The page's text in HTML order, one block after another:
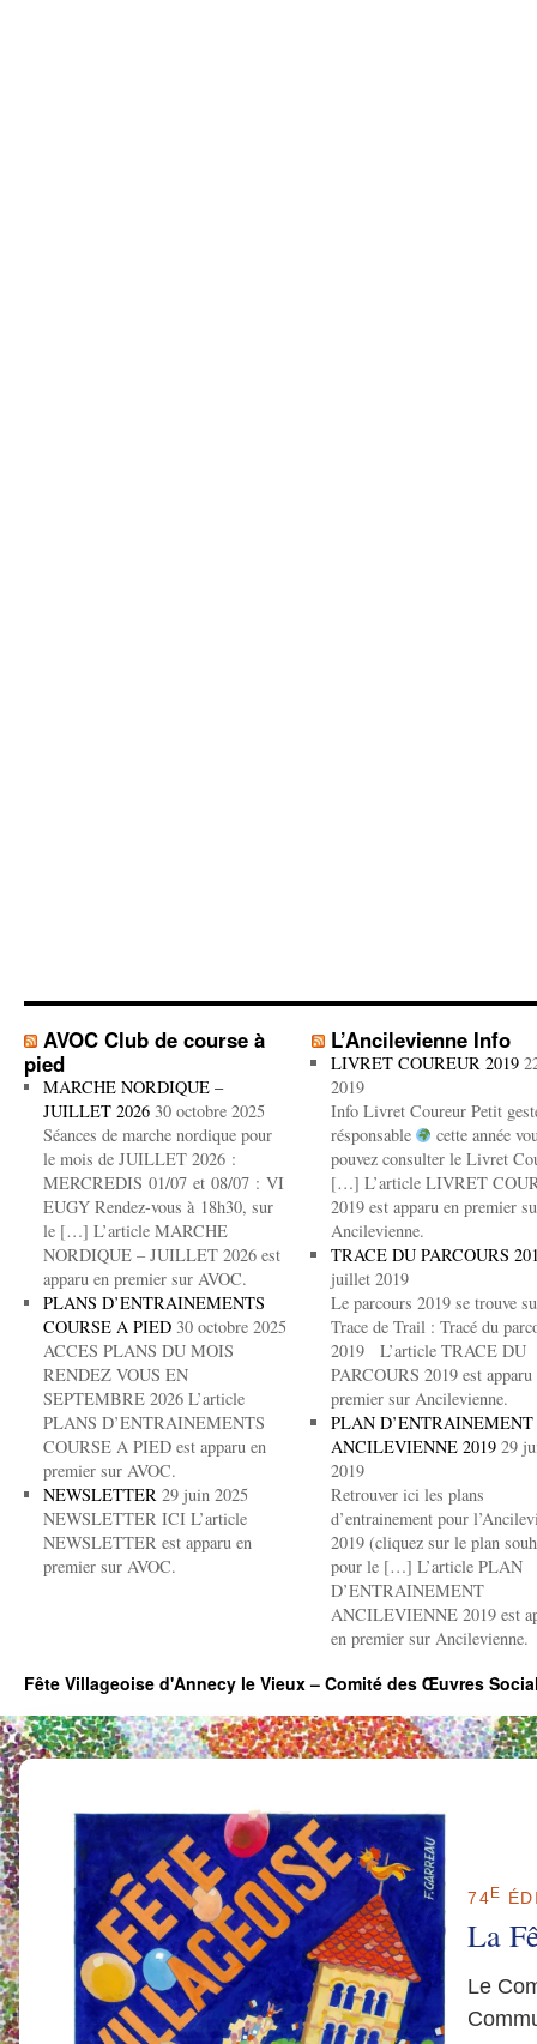
AVOC Club de course à
pied
MARCHE NORDIQUE –
JUILLET 2026 30 octobre 2025
Séances de marche nordique pour
le mois de JUILLET 2026 :
MERCREDIS 01/07 et 08/07 : VI
EUGY Rendez-vous à 18h30, sur
le […] L’article MARCHE
NORDIQUE – JUILLET 2026 est
apparu en premier sur AVOC.
PLANS D’ENTRAINEMENTS
COURSE A PIED 30 octobre 2025
ACCES PLANS DU MOIS
RENDEZ VOUS EN
SEPTEMBRE 2026 L’article
PLANS D’ENTRAINEMENTS
COURSE A PIED est apparu en
premier sur AVOC.
NEWSLETTER 29 juin 2025
NEWSLETTER ICI L’article
NEWSLETTER est apparu en
premier sur AVOC.
L’Ancilevienne Info
LIVRET COUREUR 2019
2019
Info Livret Coureur Petit
résponsable
cette année
pouvez consulter le Livret
[…] L’article LIVRET
2019 est apparu en premier
Ancilevienne.
TRACE DU PARCOURS
juillet 2019
Le parcours 2019 se trouve
Trace de Trail : Tracé du
2019 L’article TRACE DU
PARCOURS 2019 est apparu
premier sur Ancilevienne.
PLAN D’ENTRAINEMENT
ANCILEVIENNE 2019 29
2019
Retrouver ici les plans
d’entrainement pour
2019 (cliquez sur le plan
pour le […] L’article PLAN
D’ENTRAINEMENT
ANCILEVIENNE 2019 est
en premier sur Ancilevienne.
Fête Villageoise d'Annecy le Vieux – Comité des Œuvres
74E
La
Le